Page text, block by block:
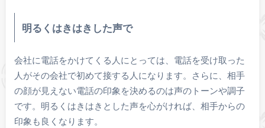
明るくはきはきした声で
会社に電話をかけてくる人にとっては、電話を受け取った
人がその会社で初めて接する人になります。さらに、相手
の顔が見えない電話の印象を決めるのは声のトーンや調子
です。明るくはきはきとした声を心がければ、相手からの
印象も良くなります。